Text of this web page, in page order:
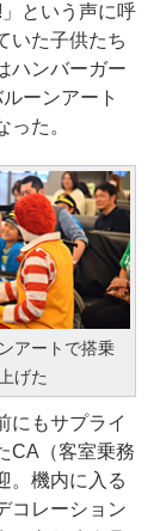
という声に呼
いた子供たち
ハンバーガー
ーンアート
た。
アートで搭乗
げた
もサプライ
CA（客室乗務
。機内に入る
コレーション